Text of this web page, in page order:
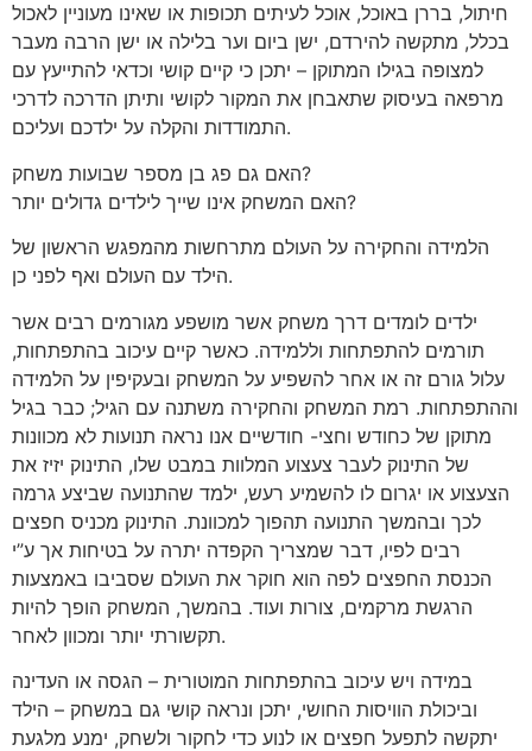
חיתול, בררן באוכל, אוכל לעיתים תכופות או שאינו מעוניין לאכול
בכלל, מתקשה להירדם, ישן ביום וער בלילה או ישן הרבה מעבר
למצופה בגילו המתוקן – יתכן כי קיים קושי וכדאי להתייעץ עם
מרפאה בעיסוק שתאבחן את המקור לקושי ותיתן הדרכה לדרכי
התמודדות והקלה על ילדכם ועליכם.
האם גם פג בן מספר שבועות משחק?
האם המשחק אינו שייך לילדים גדולים יותר?
הלמידה והחקירה על העולם מתרחשות מהמפגש הראשון של
הילד עם העולם ואף לפני כן.
ילדים לומדים דרך משחק אשר מושפע מגורמים רבים אשר
תורמים להתפתחות וללמידה. כאשר קיים עיכוב בהתפתחות,
עלול גורם זה או אחר להשפיע על המשחק ובעקיפין על הלמידה
וההתפתחות. רמת המשחק והחקירה משתנה עם הגיל; כבר בגיל
מתוקן של כחודש וחצי- חודשיים אנו נראה תנועות לא מכוונות
של התינוק לעבר צעצוע המלוות במבט שלו, התינוק יזיז את
הצעצוע או יגרום לו להשמיע רעש, ילמד שהתנועה שביצע גרמה
לכך ובהמשך התנועה תהפוך למכוונת. התינוק מכניס חפצים
רבים לפיו, דבר שמצריך הקפדה יתרה על בטיחות אך ע”י
הכנסת החפצים לפה הוא חוקר את העולם שסביבו באמצעות
הרגשת מרקמים, צורות ועוד. בהמשך, המשחק הופך להיות
תקשורתי יותר ומכוון לאחר.
במידה ויש עיכוב בהתפתחות המוטורית – הגסה או העדינה
וביכולת הוויסות החושי, יתכן ונראה קושי גם במשחק – הילד
יתקשה לתפעל חפצים או לנוע כדי לחקור ולשחק, ימנע מלגעת